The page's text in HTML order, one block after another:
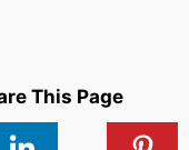
This Page